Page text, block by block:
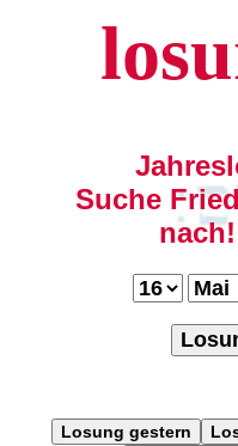
Suche
Losung gestern